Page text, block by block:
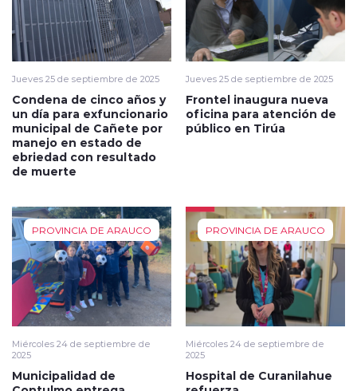
Jueves 25 de septiembre de 2025
Condena de cinco años y
un día para exfuncionario
municipal de Cañete por
manejo en estado de
ebriedad con resultado
de muerte
Jueves 25 de septiembre de 2025
Frontel inaugura nueva
oficina para atención de
público en Tirúa
PROVINCIA DE ARAUCO
Miércoles 24 de septiembre de
2025
Municipalidad de
PROVINCIA DE ARAUCO
Miércoles 24 de septiembre de
2025
Hospital de Curanilahue